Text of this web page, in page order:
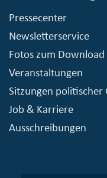
Pressecenter
Newsletterservice
Fotos zum Download
Veranstaltungen
Sitzungen politischer
Job & Karriere
Ausschreibungen